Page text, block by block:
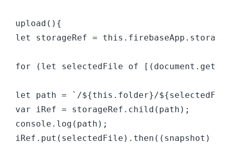
upload(){
let storageRef =
for (let selectedFile of
let path = `/${this.folder}/
var iRef = storageRef.child(path);
console.log(path);
iRef.put(selectedFile).then((snapshot)